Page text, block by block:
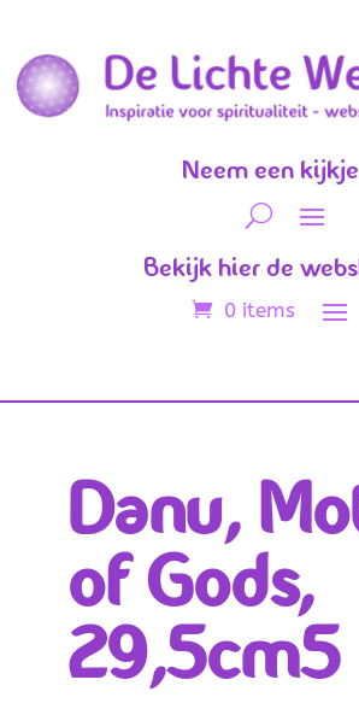
Neem een kijkje
Bekijk hier de
0 items
Danu,
of Gods,
29,5cm5